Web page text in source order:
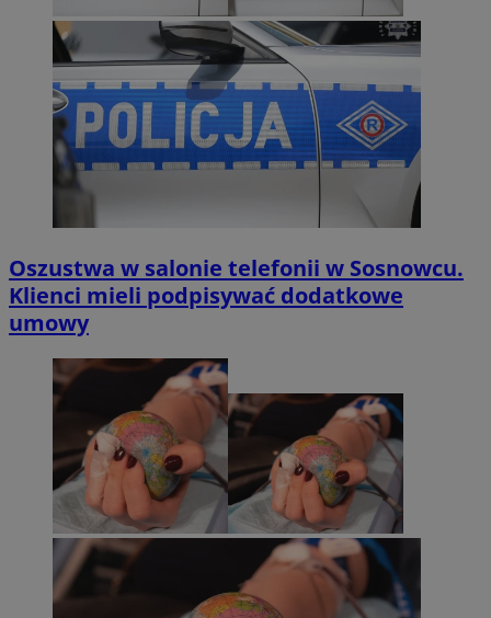
Oszustwa w salonie telefonii w Sosnowcu.
Klienci mieli podpisywać dodatkowe
umowy